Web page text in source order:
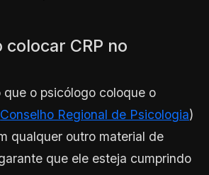
CRP no
que o psicólogo coloque o
Conselho Regional de Psicologia)
qualquer outro material de
que ele esteja cumprindo